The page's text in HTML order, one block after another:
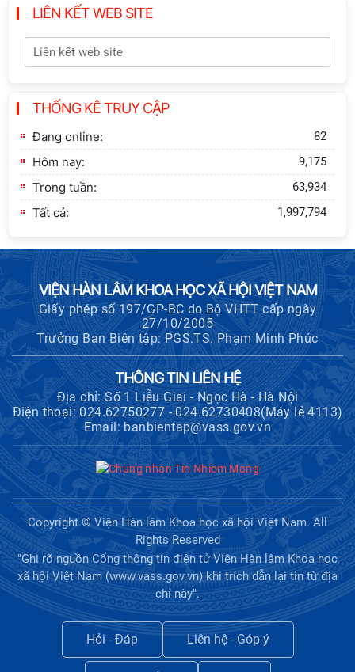
Khai quật công trường khai thác đá
Tôn
sinh đào tạo trình độ tiến sĩ đợt 1
LIÊN KẾT WEB SITE
THỐNG KÊ TRUY CẬP
Đang online: 82
Hôm nay: 9,175
Trong tuần: 63,934
Tất cả: 1,997,794
VIỆN HÀN LÂM KHOA HỌC XÃ HỘI VIỆT NAM
Giấy phép số 197/GP-BC do Bộ VHTT cấp ngày
27/10/2005
Trưởng Ban Biên tập: PGS.TS. Phạm Minh Phúc
THÔNG TIN LIÊN HỆ
Địa chỉ: Số 1 Liễu Giai - Ngọc Hà - Hà Nội
Điện thoại: 024.62750277 - 024.62730408(Máy lẻ 4113)
Email: banbientap@vass.gov.vn
Copyright © Viện Hàn lâm Khoa học xã hội Việt Nam. All
Rights Reserved
"Ghi rõ nguồn Cổng thông tin điện tử Viện Hàn lâm Khoa học
xã hội Việt Nam (www.vass.gov.vn) khi trích dẫn lại tin từ địa
chỉ này".
Hỏi - Đáp Liên hệ - Góp ý